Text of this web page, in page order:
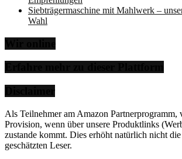
Siebträgermaschine mit Mahlwerk –
Wahl
Als Teilnehmer am Amazon Partnerprogramm,
Provision, wenn über unsere Produktlinks
zustande kommt. Dies erhöht natürlich nicht
geschätzten Leser.